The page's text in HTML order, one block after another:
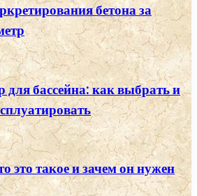
бетона за
бассейна: как выбрать и
это такое и зачем он нужен